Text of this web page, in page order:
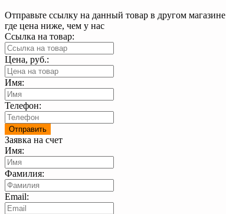
Отправьте ссылку на данный товар в другом магазине
где цена ниже, чем у нас
Ссылка на товар:
Цена, руб.:
Имя:
Телефон:
Заявка на счет
Имя:
Фамилия:
Email: